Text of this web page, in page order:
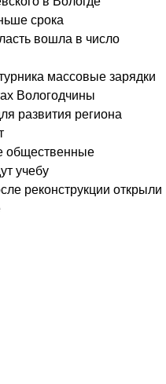
срока
вошла в число
массовые зарядки
Вологодчины
развития региона
общественные
учебу
реконструкции открыли